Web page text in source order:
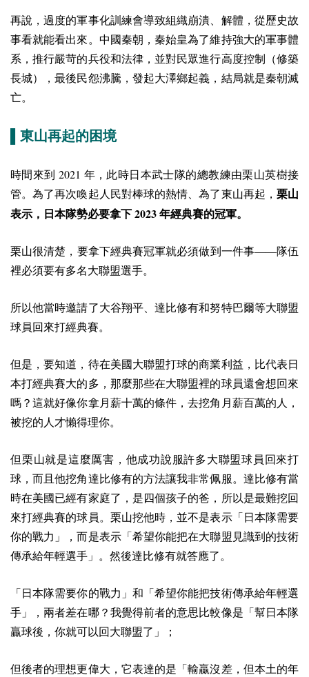
再說，過度的軍事化訓練會導致組織崩潰、解體，從歷史故
事看就能看出來。中國秦朝，秦始皇為了維持強大的軍事體
系，推行嚴苛的兵役和法律，並對民眾進行高度控制（修築
長城），最後民怨沸騰，發起大澤鄉起義，結局就是秦朝滅
亡。
東山再起的困境
時間來到2021 年，此時日本武士隊的總教練由栗山英樹接
管。為了再次喚起人民對棒球的熱情、為了東山再起， 栗山
表示，日本隊勢必要拿下 2023 年經典賽的冠軍。
栗山很清楚，要拿下經典賽冠軍就必須做到一件事——隊伍
裡必須要有多名大聯盟選手。
所以他當時邀請了大谷翔平、達比修有和努特巴爾等大聯盟
球員回來打經典賽。
但是，要知道，待在美國大聯盟打球的商業利益，比代表日
本打經典賽大的多，那麼那些在大聯盟裡的球員還會想回來
嗎？這就好像你拿月薪十萬的條件，去挖角月薪百萬的人，
被挖的人才懶得理你。
但栗山就是這麼厲害，他成功說服許多大聯盟球員回來打
球，而且他挖角達比修有的方法讓我非常佩服。達比修有當
時在美國已經有家庭了，是四個孩子的爸，所以是最難挖回
來打經典賽的球員。栗山挖他時，並不是表示「日本隊需要
你的戰力」，而是表示「希望你能把在大聯盟見識到的技術
傳承給年輕選手」。然後達比修有就答應了。
「日本隊需要你的戰力」和「希望你能把技術傳承給年輕選
手」，兩者差在哪？我覺得前者的意思比較像是「幫日本隊
贏球後，你就可以回大聯盟了」；
但後者的理想更偉大，它表達的是「輸贏沒差，但本土的年